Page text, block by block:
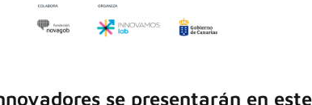
se presentarán en este